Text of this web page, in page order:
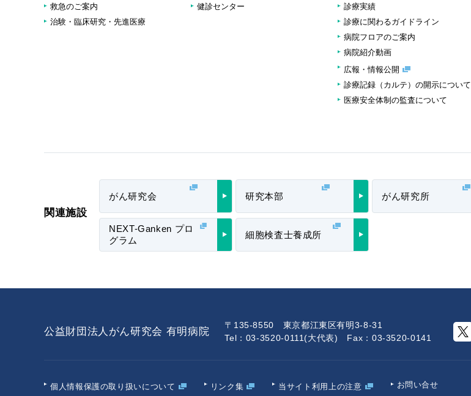
救急のご案内
治験・臨床研究・先進医療
健診センター
診療実績
診療に関わるガイドライン
病院フロアのご案内
病院紹介動画
広報・情報公開
診療記録（カルテ）の開示について
医療安全体制の監査について
関連施設
がん研究会 研究本部 がん研究所
NEXT-Ganken プロ
グラム
細胞検査士養成所
公益財団法人がん研究会 有明病院
〒135-8550 東京都江東区有明3-8-31
Tel：03-3520-0111(大代表) Fax：03-3520-0141
個人情報保護の取り扱いについて リンク集 当サイト利用上の注意 お問い合せ